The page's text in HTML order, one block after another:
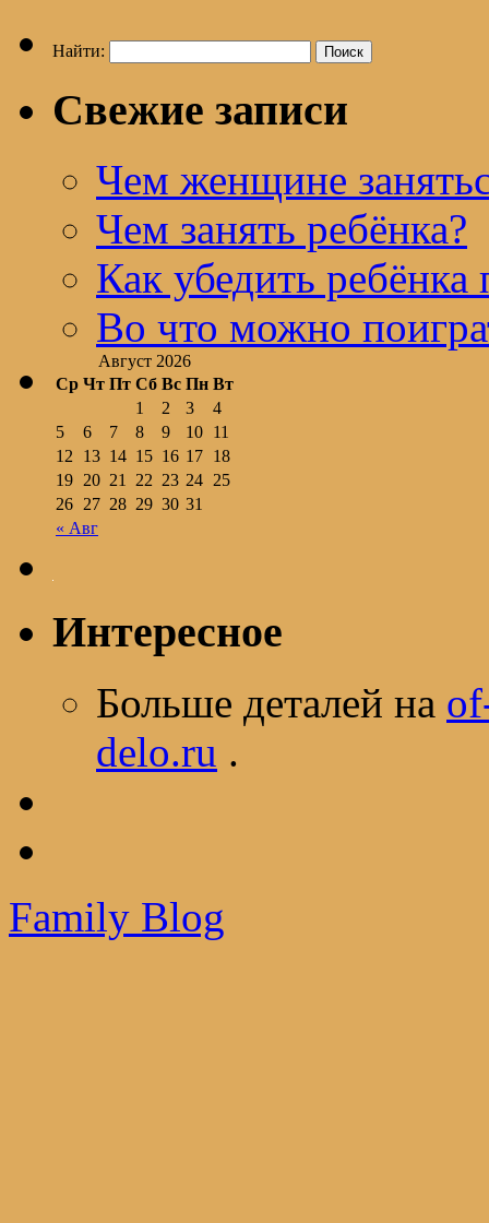
Найти:
Свежие записи
Чем женщине
Чем занять ребёнка?
Как убедить ребёнка
Во что можно
Август 2026
Ср Чт Пт Сб Вс Пн Вт
« Авг
1 2 3
4
5
6 7 8 9 10 11
12
13 14 15 16 17 18
19 20 21 22 23 24 25
26 27 28 29 30 31
Интересное
Больше деталей на
delo.ru .
Family Blog